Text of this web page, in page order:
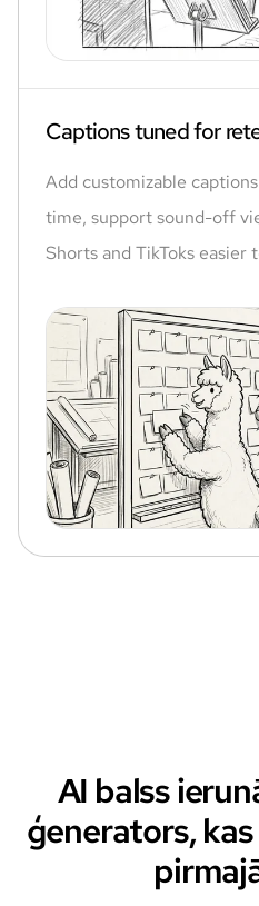
Captions tuned for
Add customizable
time, support sound-off
Shorts and TikToks easier
AI balss
ģenerators,